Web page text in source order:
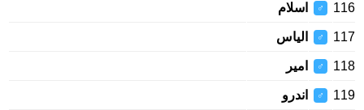
116
♂ اسلام
117
♂ الياس
118
♂ امير
119
♂ اندرو